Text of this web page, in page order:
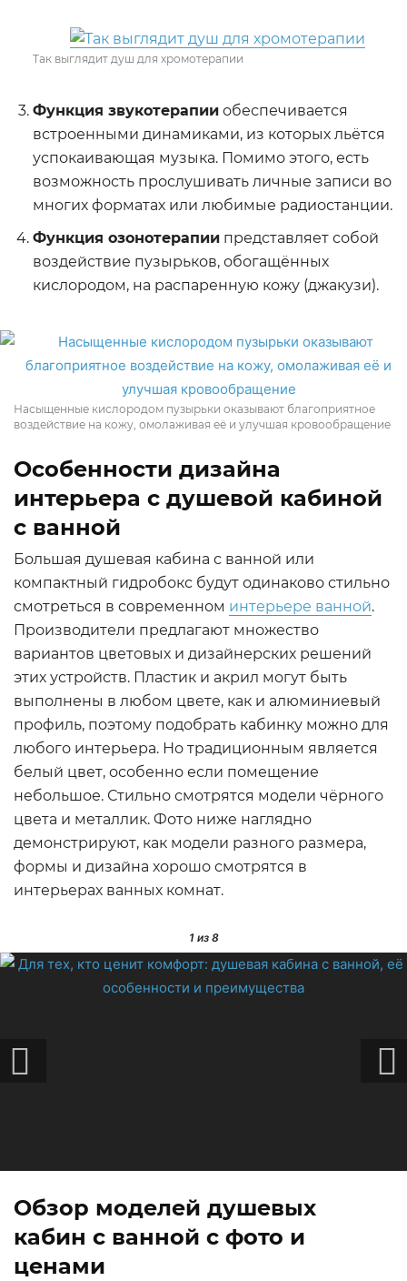
Так выглядит душ для хромотерапии
Функция звукотерапии обеспечивается
встроенными динамиками, из которых льётся
успокаивающая музыка. Помимо этого, есть
возможность прослушивать личные записи во
многих форматах или любимые радиостанции.
Функция озонотерапии представляет собой
воздействие пузырьков, обогащённых
кислородом, на распаренную кожу (джакузи).
Насыщенные кислородом пузырьки оказывают благоприятное
воздействие на кожу, омолаживая её и улучшая кровообращение
Особенности дизайна
интерьера с душевой кабиной
с ванной
Большая душевая кабина с ванной или
компактный гидробокс будут одинаково стильно
смотреться в современном интерьере ванной.
Производители предлагают множество
вариантов цветовых и дизайнерских решений
этих устройств. Пластик и акрил могут быть
выполнены в любом цвете, как и алюминиевый
профиль, поэтому подобрать кабинку можно для
любого интерьера. Но традиционным является
белый цвет, особенно если помещение
небольшое. Стильно смотрятся модели чёрного
цвета и металлик. Фото ниже наглядно
демонстрируют, как модели разного размера,
формы и дизайна хорошо смотрятся в
интерьерах ванных комнат.
1из 8
Обзор моделей душевых
кабин с ванной с фото и
ценами